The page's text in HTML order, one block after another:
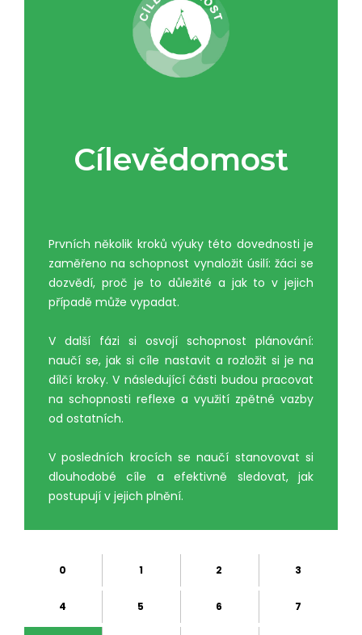
Cílevědomost
Prvních několik kroků výuky této dovednosti je
zaměřeno na schopnost vynaložit úsilí: žáci se
dozvědí, proč je to důležité a jak to v jejich
případě může vypadat.
V další fázi si osvojí schopnost plánování:
naučí se, jak si cíle nastavit a rozložit si je na
dílčí kroky. V následující části budou pracovat
na schopnosti reflexe a využití zpětné vazby
od ostatních.
V posledních krocích se naučí stanovovat si
dlouhodobé cíle a efektivně sledovat, jak
postupují v jejich plnění.
0 1 2 3
4 5 6 7